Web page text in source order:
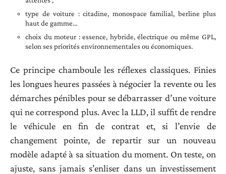
type de voiture : citadine, monospace familial, berline plus
haut de gamme…
choix du moteur : essence, hybride, électrique ou même GPL,
selon ses priorités environnementales ou économiques.
Ce principe chamboule les réflexes classiques. Finies
les longues heures passées à négocier la revente ou les
démarches pénibles pour se débarrasser d’une voiture
qui ne correspond plus. Avec la LLD, il suffit de rendre
le véhicule en fin de contrat et, si l’envie de
changement pointe, de repartir sur un nouveau
modèle adapté à sa situation du moment. On teste, on
ajuste, sans jamais s’enliser dans un investissement